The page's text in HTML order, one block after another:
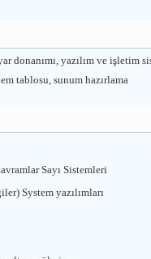
donanımı, yazılım ve
tablosu, sunum hazırlama
Sayı Sistemleri
System yazılımları